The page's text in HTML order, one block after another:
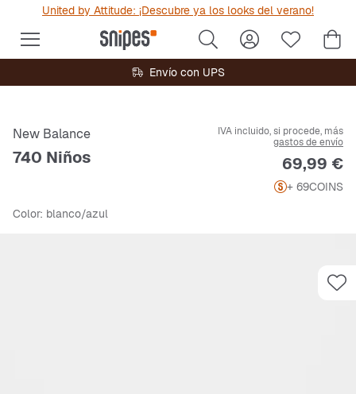
United by Attitude: ¡Descubre ya los looks del verano!
Envío con UPS
New Balance
740 Niños
IVA incluido, si procede, más
gastos de envío
Precio
69,99 €
+ 69COINS
Color: blanco/azul